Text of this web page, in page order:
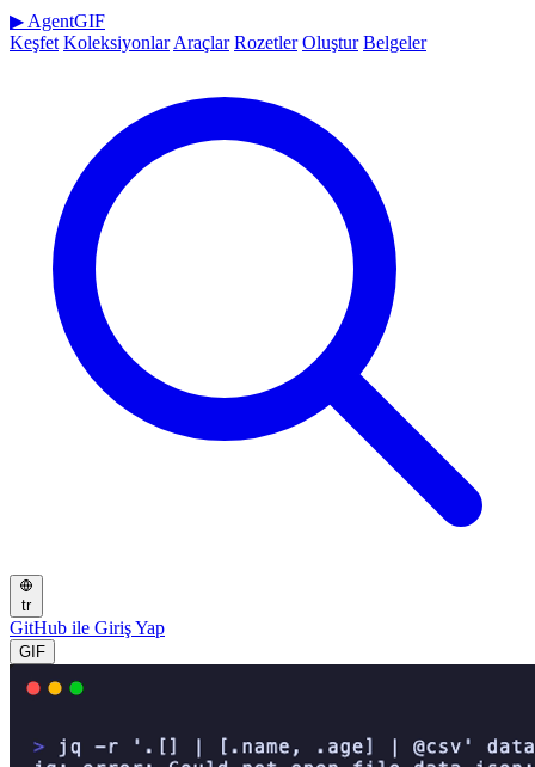
▶ AgentGIF
Keşfet Koleksiyonlar Araçlar Rozetler Oluştur Belgeler
tr
GitHub ile Giriş Yap
GIF